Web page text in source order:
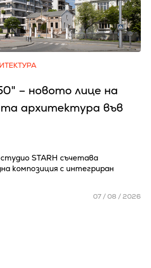
– новото лице на
архитектура във
STARH съчетава
композиция с интегриран
07 / 08 / 2026